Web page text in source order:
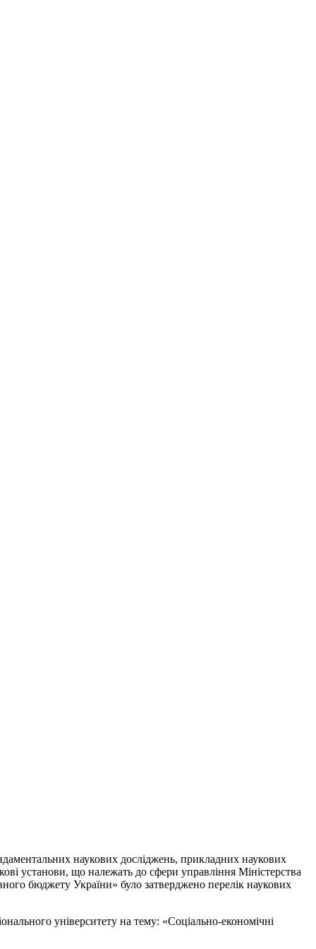
наукових досліджень, прикладних наукових
установи, що належать до сфери управління Міністерства
бюджету України» було затверджено перелік наукових
університету на тему: «Соціально-економічні